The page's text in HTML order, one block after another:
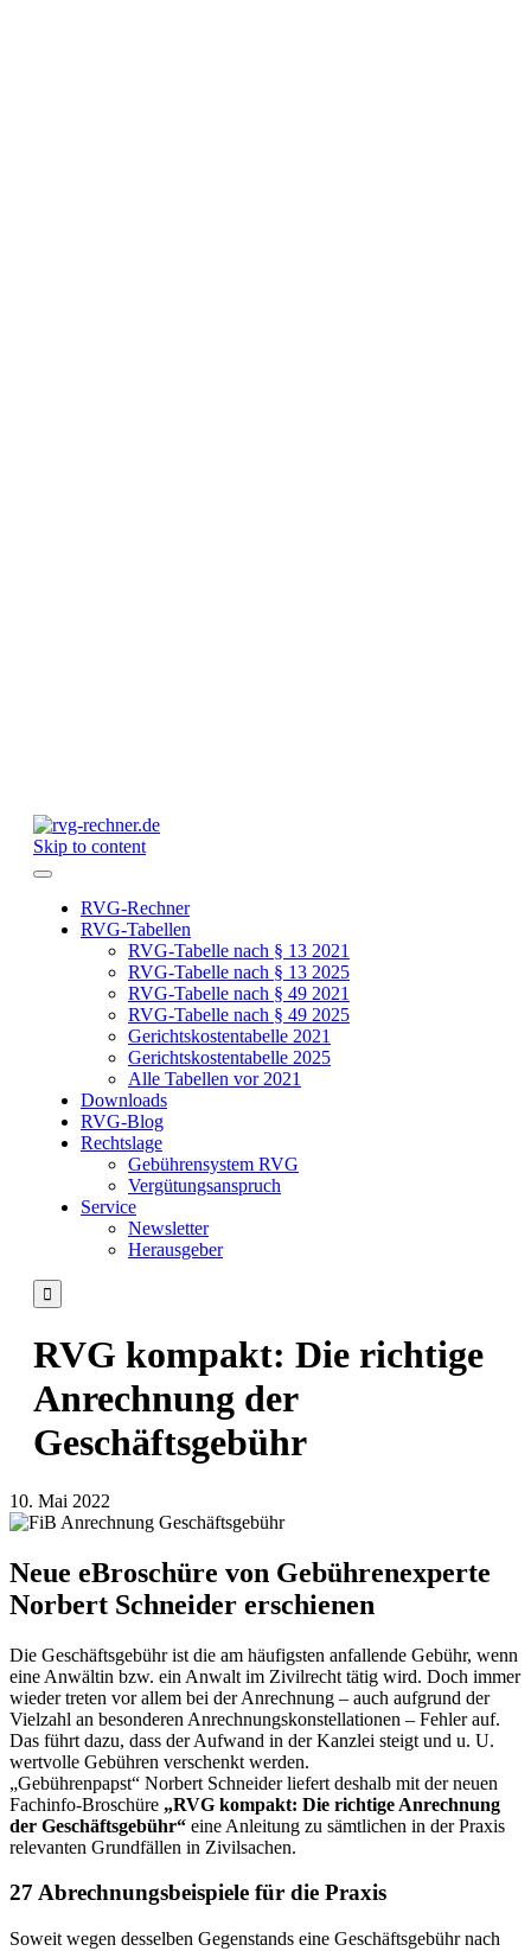
Skip to content
RVG-Rechner
RVG-Tabellen
RVG-Tabelle nach § 13 2021
RVG-Tabelle nach § 13 2025
RVG-Tabelle nach § 49 2021
RVG-Tabelle nach § 49 2025
Gerichtskostentabelle 2021
Gerichtskostentabelle 2025
Alle Tabellen vor 2021
Downloads
RVG-Blog
Rechtslage
Gebührensystem RVG
Vergütungsanspruch
Service
Newsletter
Herausgeber

RVG kompakt: Die richtige
Anrechnung der
Geschäftsgebühr
10. Mai 2022
Neue eBroschüre von Gebührenexperte
Norbert Schneider erschienen
Die Geschäftsgebühr ist die am häufigsten anfallende Ge­bühr, wenn
eine Anwältin bzw. ein Anwalt im Zivilrecht tätig wird. Doch immer
wieder treten vor allem bei der Anrech­nung – auch aufgrund der
Vielzahl an besonderen Anrechnungskonstellationen – Fehler auf.
Das führt dazu, dass der Aufwand in der Kanzlei steigt und u. U.
wertvolle Gebühren verschenkt werden.
„Gebührenpapst“ Nor­bert Schneider liefert deshalb mit der neuen
Fachinfo-Broschüre „RVG kompakt: Die richtige Anrechnung
der Geschäftsgebühr“ eine Anleitung zu sämtlichen in der Praxis
relevanten Grundfällen in Zivilsachen.
27 Abrechnungsbeispiele für die Praxis
Soweit wegen desselben Gegenstands eine Geschäftsgebühr nach